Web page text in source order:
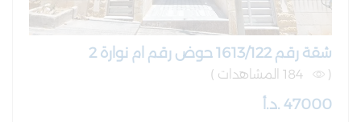
شقة رقم 1613/122 حوض رقم ام نوارة 2
(
47000 .د.أ